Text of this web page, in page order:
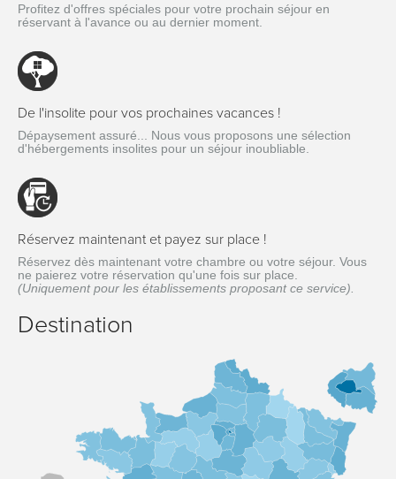
Profitez d'offres spéciales pour votre prochain séjour en
réservant à l'avance ou au dernier moment.
De l'insolite pour vos prochaines vacances !
Dépaysement assuré... Nous vous proposons une sélection
d'hébergements insolites pour un séjour inoubliable.
Réservez maintenant et payez sur place !
Réservez dès maintenant votre chambre ou votre séjour. Vous
ne paierez votre réservation qu'une fois sur place.
(Uniquement pour les établissements proposant ce service).
Destination